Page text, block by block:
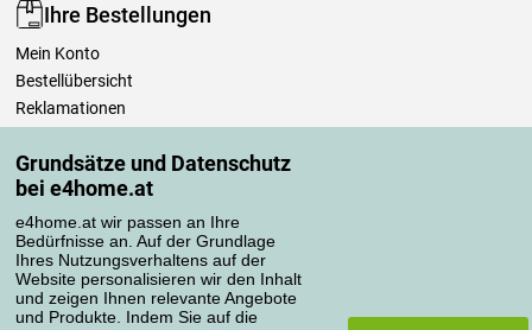
Grundsätze und Datenschutz
bei e4home.at
e4home.at wir passen an Ihre
Bedürfnisse an. Auf der Grundlage
Ihres Nutzungsverhaltens auf der
Website personalisieren wir den Inhalt
und zeigen Ihnen relevante Angebote
und Produkte. Indem Sie auf die
Ihre Bestellungen
Mein Konto
Bestellübersicht
Reklamationen
Einfach mehr wissen
Richtlinien zur Verarbeitung von Bewertungen
Transportarten